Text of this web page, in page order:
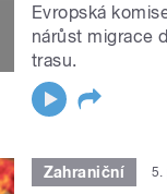
Evropská
nárůst migrace
trasu.
Zahraniční 5.